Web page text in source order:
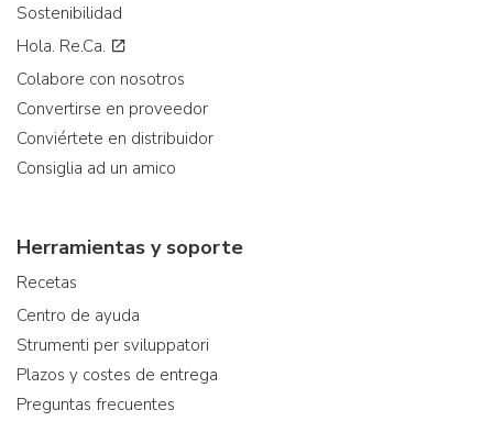
Sostenibilidad
Hola. Re.Ca.
Colabore con nosotros
Convertirse en proveedor
Conviértete en distribuidor
Consiglia ad un amico
Herramientas y soporte
Recetas
Centro de ayuda
Strumenti per sviluppatori
Plazos y costes de entrega
Preguntas frecuentes